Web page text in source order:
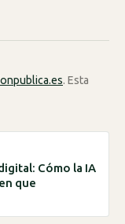
. Esta
Cómo la IA
que